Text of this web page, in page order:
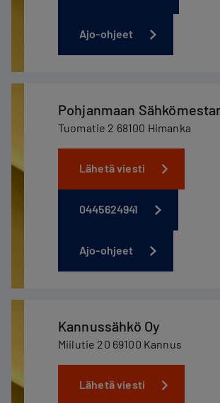
Ajo-ohjeet
Pohjanmaan
Tuomatie 2 68100 Himanka
Lähetä viesti
0445624941
Ajo-ohjeet
Kannussähkö Oy
Miilutie 20 69100 Kannus
Lähetä viesti